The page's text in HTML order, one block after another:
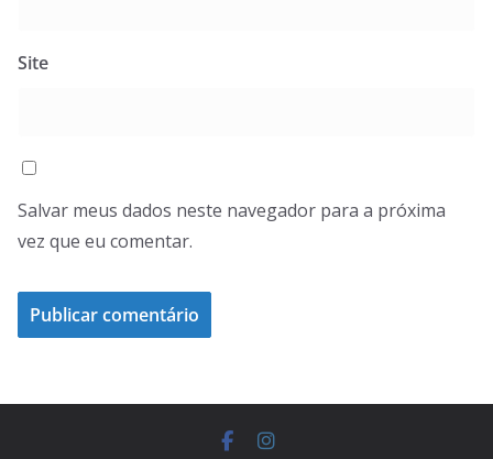
Site
Salvar meus dados neste navegador para a próxima
vez que eu comentar.